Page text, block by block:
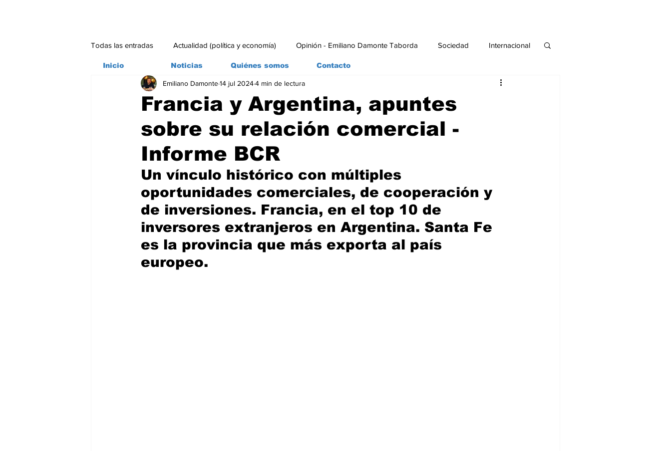
Todas las entradas Actualidad (política y economía) Opinión - Emiliano Damonte Taborda Sociedad Internacional
Ambiente Editorial Economía y Producción
Francia y Argentina, apuntes
sobre su relación comercial -
Informe BCR
Emiliano Damonte14 jul 20244 min de lectura
Un vínculo histórico con múltiples
oportunidades comerciales, de cooperación y
de inversiones. Francia, en el top 10 de
inversores extranjeros en Argentina. Santa Fe
es la provincia que más exporta al país
europeo.
Inicio Noticias Quiénes somos Contacto